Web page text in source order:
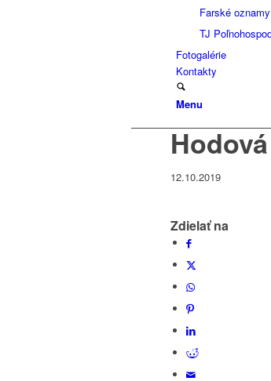
Farské oznamy
TJ
Fotogalérie
Kontakty
Menu
12.10.2019
Zdielať na